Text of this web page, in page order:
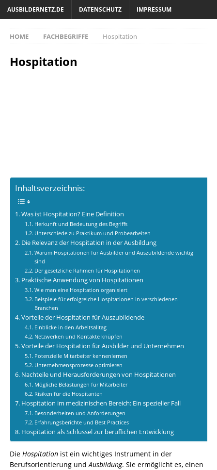
AUSBILDERNETZ.DE DATENSCHUTZ IMPRESSUM
HOME FACHBEGRIFFE Hospitation
Hospitation
Inhaltsverzeichnis:
Was ist Hospitation? Eine Definition
Herkunft und Bedeutung des Begriffs
Unterschiede zu Praktikum und Probearbeiten
Die Relevanz der Hospitation in der Ausbildung
Warum Hospitationen für Ausbilder und Auszubildende wichtig
sind
Der gesetzliche Rahmen für Hospitationen
Praktische Anwendung von Hospitationen
Wie man eine Hospitation organisiert
Beispiele für erfolgreiche Hospitationen in verschiedenen
Branchen
Vorteile der Hospitation für Auszubildende
Einblicke in den Arbeitsalltag
Netzwerken und Kontakte knüpfen
Vorteile der Hospitation für Ausbilder und Unternehmen
Potenzielle Mitarbeiter kennenlernen
Unternehmensprozesse optimieren
Nachteile und Herausforderungen von Hospitationen
Mögliche Belastungen für Mitarbeiter
Risiken für die Hospitanten
Hospitation im medizinischen Bereich: Ein spezieller Fall
Besonderheiten und Anforderungen
Erfahrungsberichte und Best Practices
Hospitation als Schlüssel zur beruflichen Entwicklung
Die Hospitation ist ein wichtiges Instrument in der
Berufsorientierung undAusbildung. Sie ermöglicht es, einen